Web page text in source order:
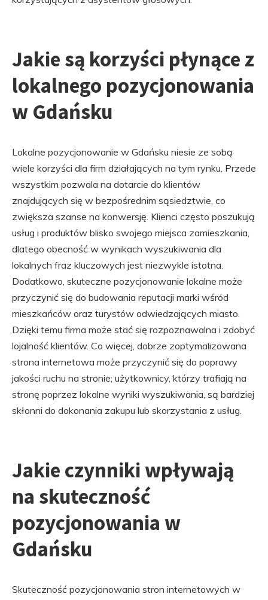
Jakie są korzyści płynące z
lokalnego pozycjonowania
w Gdańsku
Lokalne pozycjonowanie w Gdańsku niesie ze sobą
wiele korzyści dla firm działających na tym rynku. Przede
wszystkim pozwala na dotarcie do klientów
znajdujących się w bezpośrednim sąsiedztwie, co
zwiększa szanse na konwersję. Klienci często poszukują
usług i produktów blisko swojego miejsca zamieszkania,
dlatego obecność w wynikach wyszukiwania dla
lokalnych fraz kluczowych jest niezwykle istotna.
Dodatkowo, skuteczne pozycjonowanie lokalne może
przyczynić się do budowania reputacji marki wśród
mieszkańców oraz turystów odwiedzających miasto.
Dzięki temu firma może stać się rozpoznawalna i zdobyć
lojalność klientów. Co więcej, dobrze zoptymalizowana
strona internetowa może przyczynić się do poprawy
jakości ruchu na stronie; użytkownicy, którzy trafiają na
stronę poprzez lokalne wyniki wyszukiwania, są bardziej
skłonni do dokonania zakupu lub skorzystania z usług.
Jakie czynniki wpływają
na skuteczność
pozycjonowania w
Gdańsku
Skuteczność pozycjonowania stron internetowych w